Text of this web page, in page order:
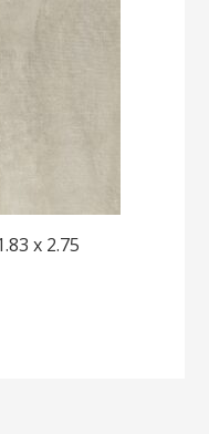
x 2.75